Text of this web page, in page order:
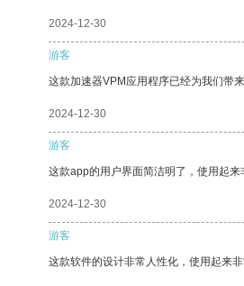
2024-12-30
游客
这款加速器VPM应用程序已经为我们带
2024-12-30
游客
这款app的用户界面简洁明了，使用起来
2024-12-30
游客
这款软件的设计非常人性化，使用起来非